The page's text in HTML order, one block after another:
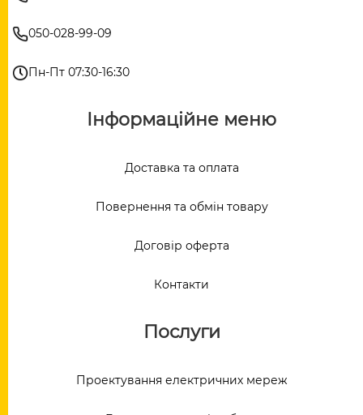
050-028-99-09
Пн-Пт 07:30-16:30
Інформаційне меню
Доставка та оплата
Повернення та обмін товару
Договір оферта
Контакти
Послуги
Проектування електричних мереж